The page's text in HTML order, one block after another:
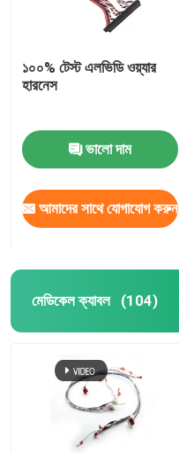
১০০% টেস্ট এলভিডি ওয়্যার
হারনেস
ভালো দাম
আমাদের সাথে যোগাযোগ করুন
মেডিকেল ক্যাবল (104)